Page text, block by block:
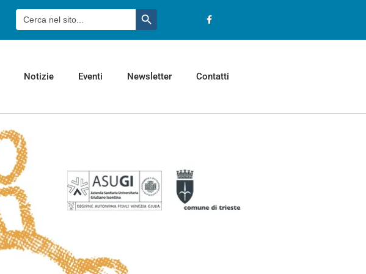
Cerca: Pulsante ricerca
Notizie Eventi Newsletter Contatti